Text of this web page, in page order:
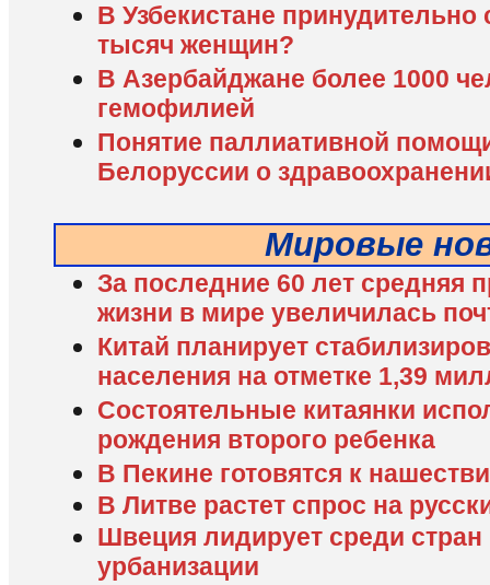
В Узбекистане принудительно
тысяч женщин?
В Азербайджане более 1000
гемофилией
Понятие паллиативной
Белоруссии о
Мировые
За последние 60 лет средняя
жизни в мире увеличилась
Китай планирует
населения на отметке 1,39
Состоятельные китаянки
рождения второго ребенка
В Пекине готовятся к
В Литве растет спрос на
Швеция лидирует среди
урбанизации